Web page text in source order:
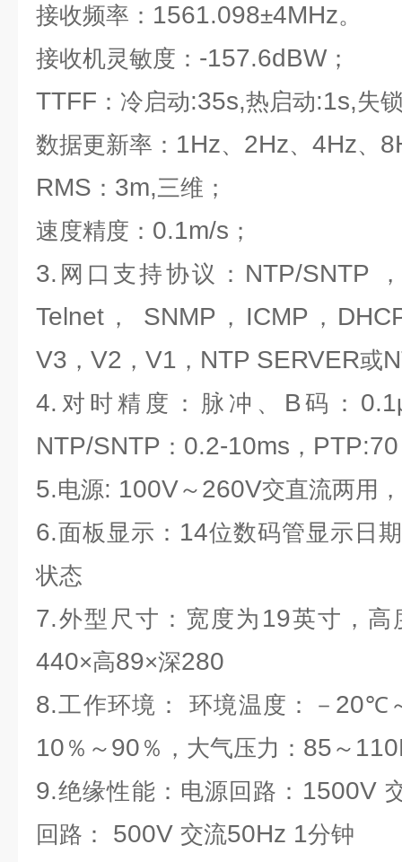
接收频率 ： 1561.098±4MHz。
接收机灵敏度： -157.6dBW；
TTFF ：冷启动:35s,热启动:1s,失
数据更新率： 1Hz、 2Hz、 4Hz、
RMS ： 3m,三维；
速度精度 ： 0.1m/s ；
3. 网口支持协议： NTP/SNTP
Telnet ， SNMP ， ICMP ，
V3 ， V2 ， V1 ， NTP SERVER或
4. 对时精度：脉冲、 B码： 0.1
NTP/SNTP ： 0.2-10ms ，
5.电源: 100V～ 260V交直流两用
6.面板显示： 14位数码管显示日
状态
7.外型尺寸：宽度为 19英寸，高
440×高89×深280
8.工作环境： 环境温度：－ 20℃
10 ％～ 90 ％，大气压力： 85 ～
9.绝缘性能：电源回路： 1500V
回路：
500V 交流50Hz 1分钟